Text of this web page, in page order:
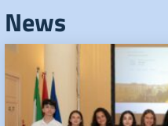
News